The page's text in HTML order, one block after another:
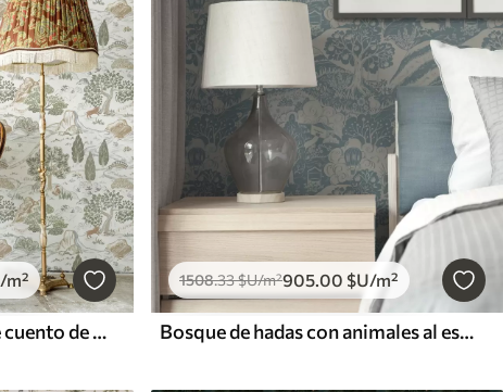
/m²
Mapa de la naturaleza de cuento de hadas con animales y árboles
1508.33$U/m²905.00 $U/m²
Bosque de hadas con animales al estilo de la ilustración infantil